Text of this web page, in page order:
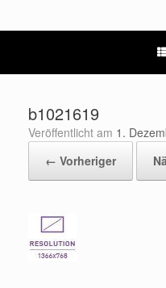
b1021619
Veröffentlicht am 1.
← Vorheriger